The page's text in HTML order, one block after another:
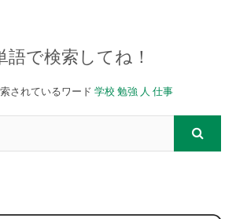
語で検索してね！
されているワード 学校 勉強 人 仕事